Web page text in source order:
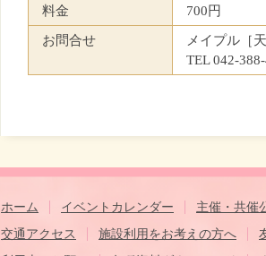
料金 700円
お問合せ
メイプル［天
TEL 042-388-
ホーム イベントカレンダー 主催・共催
交通アクセス
施設利用をお考えの方へ